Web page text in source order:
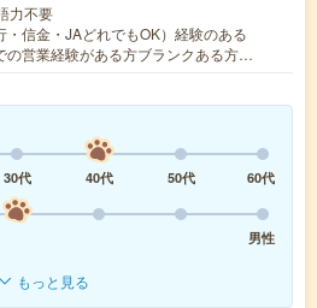
力不要
・信金・JAどれでもOK）経験のある
の営業経験がある方ブランクある方…
30代 40代 50代
60代
男性
もっと見る